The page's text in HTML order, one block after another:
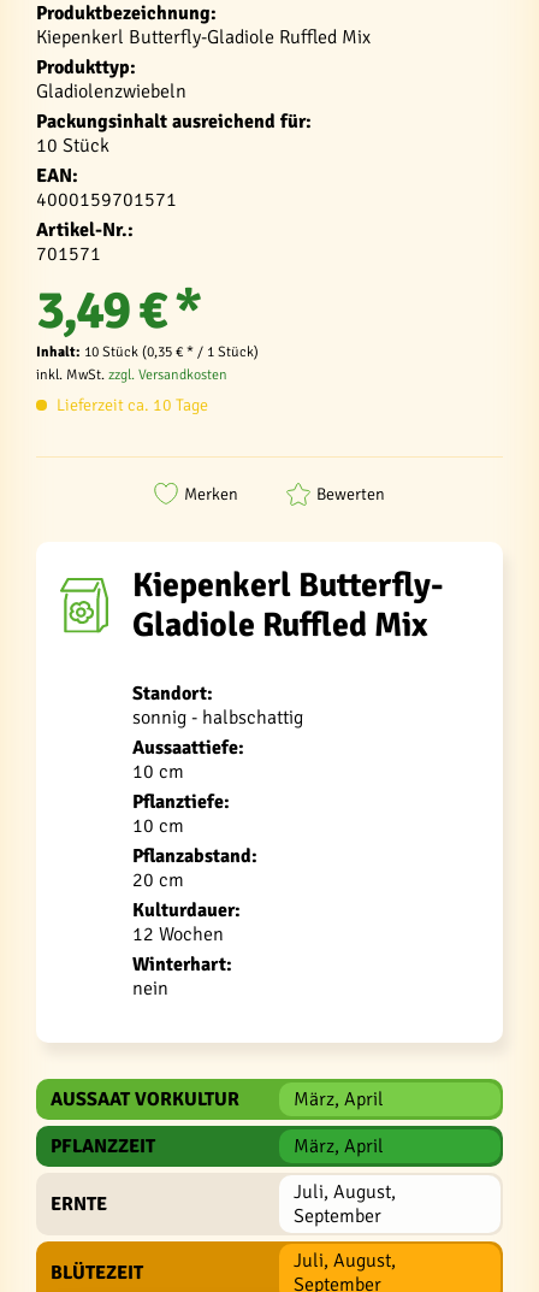
Produktbezeichnung:
Kiepenkerl Butterfly-Gladiole Ruffled Mix
Produkttyp:
Gladiolenzwiebeln
Packungsinhalt ausreichend für:
10 Stück
EAN:
4000159701571
Artikel-Nr.:
701571
3,49 € *
Inhalt: 10 Stück (0,35 € * / 1 Stück)
inkl. MwSt. zzgl. Versandkosten
Lieferzeit ca. 10 Tage
Merken Bewerten
Kiepenkerl Butterfly-
Gladiole Ruffled Mix
Standort:
sonnig - halbschattig
Aussaattiefe:
10 cm
Pflanztiefe:
10 cm
Pflanzabstand:
20 cm
Kulturdauer:
12 Wochen
Winterhart:
nein
AUSSAAT VORKULTUR
März, April
PFLANZZEIT
März, April
ERNTE
Juli, August,
September
BLÜTEZEIT
Juli, August,
September